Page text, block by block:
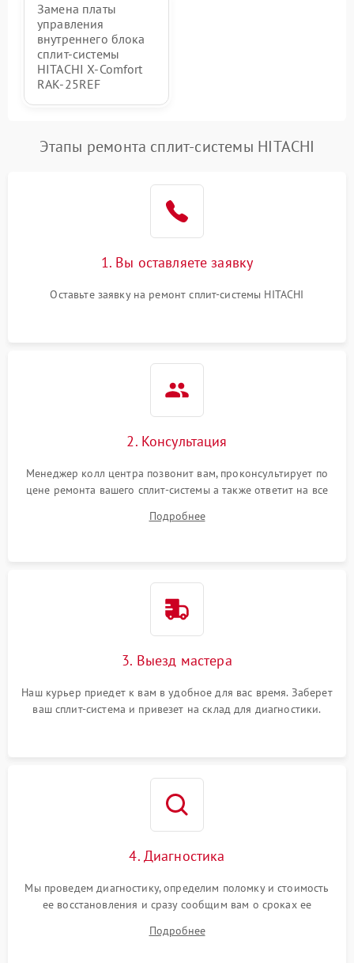
Замена платы
управления
внутреннего блока
сплит-системы
HITACHI X-Comfort
RAK-25REF
Этапы ремонта сплит-системы HITACHI
1. Вы оставляете заявку
Оставьте заявку на ремонт сплит-системы HITACHI
2. Консультация
Менеджер колл центра позвонит вам, проконсультирует по
цене ремонта вашего сплит-системы а также ответит на все
Подробнее
3. Выезд мастера
Наш курьер приедет к вам в удобное для вас время. Заберет
ваш сплит-система и привезет на склад для диагностики.
4. Диагностика
Мы проведем диагностику, определим поломку и стоимость
ее восстановления и сразу сообщим вам о сроках ее
Подробнее